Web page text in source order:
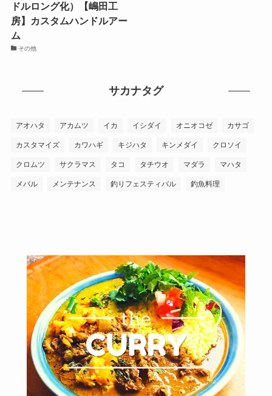
ドルロング化）【嶋田工
房】カスタムハンドルアー
ム
その他
サカナタグ
アオハタ アカムツ イカ イシダイ オニオコゼ カサゴ
カスタマイズ カワハギ キジハタ キンメダイ クロソイ
クロムツ サクラマス タコ タチウオ マダラ マハタ
メバル メンテナンス 釣りフェスティバル 釣魚料理